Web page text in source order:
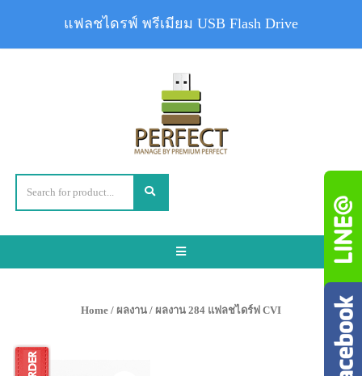
Toggle
Home / ผลงาน / ผลงาน 284 แฟลชไดร์ฟ CVI
แฟลชไดรฟ์ พรีเมียม USB Flash Drive